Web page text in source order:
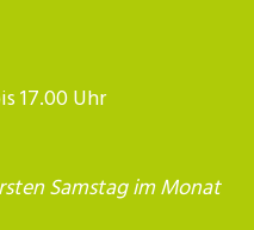
17.00 Uhr
Samstag im Monat